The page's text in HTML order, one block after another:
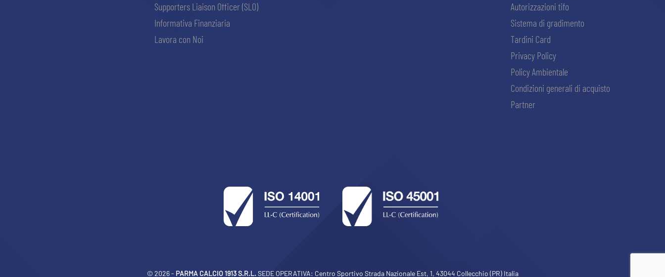
Supporters Liaison Officer (SLO)
Informativa Finanziaria
Lavora con Noi
Autorizzazioni tifo
Sistema di gradimento
Tardini Card
Privacy Policy
Policy Ambientale
Condizioni generali di acquisto
Partner
© 2026 - PARMA CALCIO 1913 S.R.L.SEDE OPERATIVA: Centro Sportivo Strada Nazionale Est, 1, 43044 Collecchio (PR) Italia